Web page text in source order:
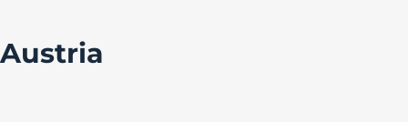
Austria